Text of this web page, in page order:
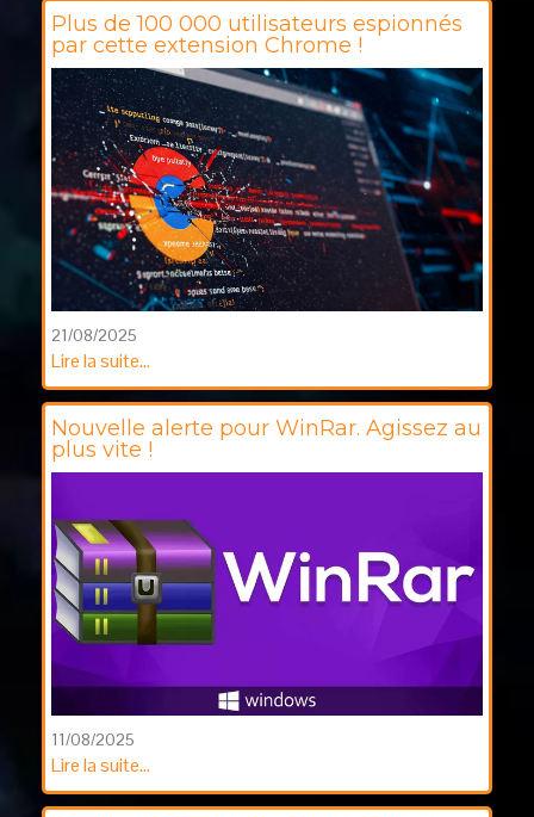
Plus de 100 000 utilisateurs espionnés
par cette extension Chrome !
21/08/2025
Lire la suite...
Nouvelle alerte pour WinRar. Agissez au
plus vite !
11/08/2025
Lire la suite...